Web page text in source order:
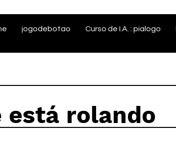
jogodebotao Curso de I.A. : pialogo
está rolando